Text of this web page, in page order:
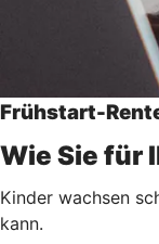
Frühstart-
Wie Sie für
Kinder wachsen
kann.